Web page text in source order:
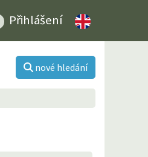
Přihlášení
nové hledání